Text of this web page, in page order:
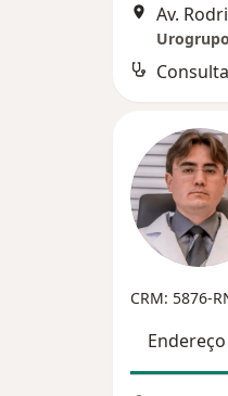
CRM: 5876-
Endereço